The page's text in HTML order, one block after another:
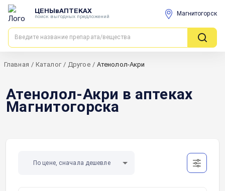
ЦЕНЫвАПТЕКАХ
поиск выгодных предложений Магнитогорск
Главная / Каталог / Другое / Атенолол-Акри
Атенолол-Акри в аптеках
Магнитогорска
По цене, сначала дешевле